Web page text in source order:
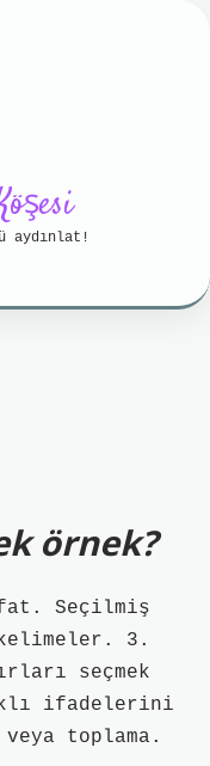
aydınlat!
örnek?
Seçilmiş
3.
seçmek
ifadelerini
toplama.